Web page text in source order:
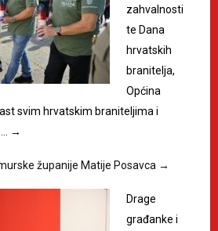
zahvalnosti
te Dana
hrvatskih
branitelja,
Općina
svim hrvatskim braniteljima i
→
županije Matije Posavca →
Drage
građanke i